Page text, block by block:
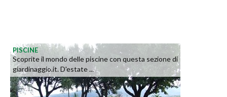
PISCINE
Scoprite il mondo delle piscine con questa sezione di
giardinaggio.it. D'estate ...